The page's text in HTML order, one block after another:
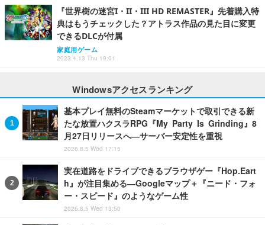
『世界樹の迷宮I・II・III HD REMASTER』先着購入特
典はもうチェックした？アトラス作品の見た目に変更
できるDLCが付属
家庭用ゲーム
2023.4.13 Thu 19:01
Windowsアクセスランキング
基本プレイ無料のSteamマーケットで取引できる新
たな放置ハクスラRPG『My Party Is Grinding』8
月27日リリースへ―サーバー安定性を重視
2026.8.5 Wed 17:15
実在道路をドライブできるブラウザゲー『Hop.Eart
h』が注目集める―Googleマップ＋『ニード・フォ
ー・スピード』のようなゲーム性
2026.8.5 Wed 13:50